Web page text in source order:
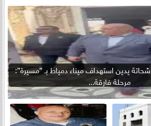
يدين استهداف ميناء دمياط بـ ”مسيرة”:
مرحلة فارقة...